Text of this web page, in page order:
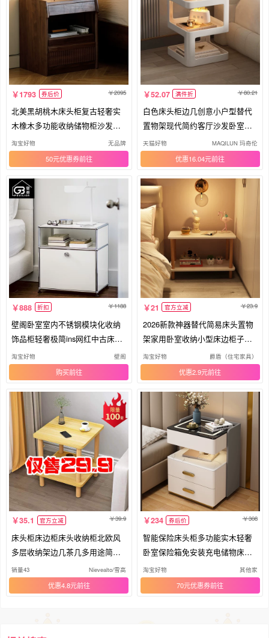
1793 券后价 2095
北美黑胡桃木床头柜复古轻奢实
木橡木多功能收纳储物柜沙发边
柜
淘宝好物 无品牌
50元优惠券
52.07 满件折 80.21
白色床头柜边几创意小户型替代
置物架现代简约客厅沙发卧室床
边桌
天猫好物 MAQILUN 玛奇伦
优惠16.04元
888 折扣 1188
壁阁卧室室内不锈钢模块化收纳
饰品柜轻奢极简ins网红中古床头
柜
淘宝好物 壁阁
购买
21 官方立减 23.9
2026新款神器替代简易床头置物
架家用卧室收纳小型床边柜子边
几桌
淘宝好物 爵盾（住宅家具）
优惠2.9元
35.1 官方立减 39.9
床头柜床边柜床头收纳柜北欧风
多层收纳架边几茶几多用途简约
现代
销量43 Nievealto/雪高
优惠4.8元
234 券后价 308
智能保险床头柜多功能实木轻奢
卧室保险箱免安装充电储物床边
柜
淘宝好物 其他家
70元优惠券